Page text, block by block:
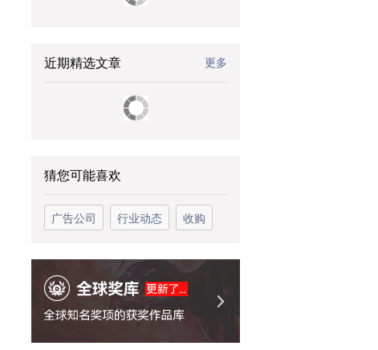
近期精选文章 更多
猜您可能喜欢
广告公司 行业动态 收购